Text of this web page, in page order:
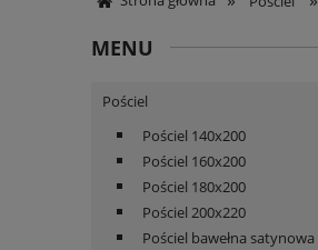
MENU
Pościel
Pościel 140x200
Pościel 160x200
Pościel 180x200
Pościel 200x220
Pościel bawełna satynowa